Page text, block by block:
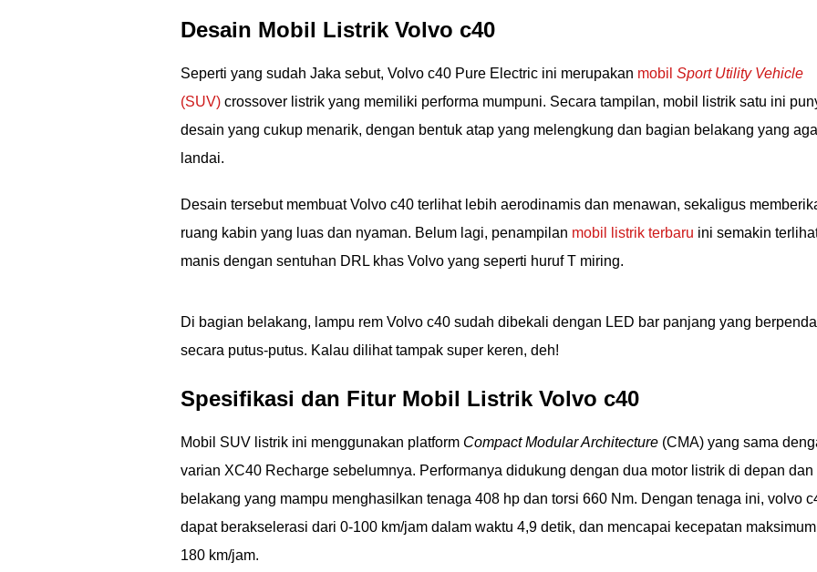
Desain Mobil Listrik Volvo c40
Seperti yang sudah Jaka sebut, Volvo c40 Pure Electric ini merupakan mobil Sport Utility Vehicle
(SUV) crossover listrik yang memiliki performa mumpuni. Secara tampilan, mobil listrik satu ini
desain yang cukup menarik, dengan bentuk atap yang melengkung dan bagian belakang yang
landai.
Desain tersebut membuat Volvo c40 terlihat lebih aerodinamis dan menawan, sekaligus
ruang kabin yang luas dan nyaman. Belum lagi, penampilan mobil listrik terbaru ini semakin
manis dengan sentuhan DRL khas Volvo yang seperti huruf T miring.
Di bagian belakang, lampu rem Volvo c40 sudah dibekali dengan LED bar panjang yang
secara putus-putus. Kalau dilihat tampak super keren, deh!
Spesifikasi dan Fitur Mobil Listrik Volvo c40
Mobil SUV listrik ini menggunakan platform Compact Modular Architecture (CMA) yang sama
varian XC40 Recharge sebelumnya. Performanya didukung dengan dua motor listrik di depan dan
belakang yang mampu menghasilkan tenaga 408 hp dan torsi 660 Nm. Dengan tenaga ini, volvo
dapat berakselerasi dari 0-100 km/jam dalam waktu 4,9 detik, dan mencapai kecepatan maksimum
180 km/jam.